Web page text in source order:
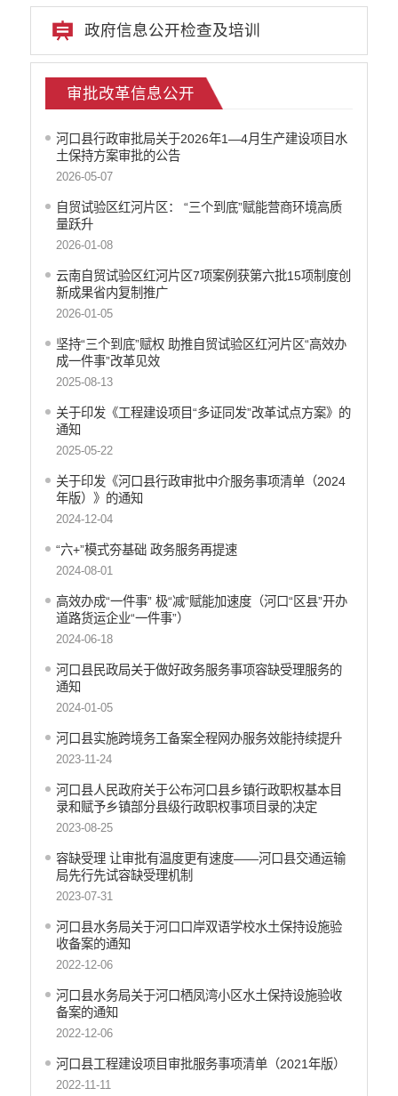
重大建设项目信息公开
医疗卫生机构信息公开
旅游市场秩序和服务质量信息公开
人力资源管理信息公开
公安机关重点领域信息公开
安全生产信息公开
自然资源信息公开
行政许可
行政处罚和行政强制
政府集中采购
公务员招录
减税降费
重大决策
维稳就业
乡村振兴
生态环境
医疗卫生
政府网站工作年度报表
公共文化服务
食品药品监管
社会救助
涉农补贴
应急预案
安全生产
政府信息公开检查及培训
审批改革信息公开
河口县行政审批局关于2026年1—4月生产建设项目水
土保持方案审批的公告
2026-05-07
自贸试验区红河片区： “三个到底”赋能营商环境高质
量跃升
2026-01-08
云南自贸试验区红河片区7项案例获第六批15项制度创
新成果省内复制推广
2026-01-05
坚持“三个到底”赋权 助推自贸试验区红河片区“高效办
成一件事”改革见效
2025-08-13
关于印发《工程建设项目“多证同发”改革试点方案》的
通知
2025-05-22
关于印发《河口县行政审批中介服务事项清单（2024
年版）》的通知
2024-12-04
“六+”模式夯基础 政务服务再提速
2024-08-01
高效办成“一件事” 极“减”赋能加速度（河口“区县”开办
道路货运企业“一件事”）
2024-06-18
河口县民政局关于做好政务服务事项容缺受理服务的
通知
2024-01-05
河口县实施跨境务工备案全程网办服务效能持续提升
2023-11-24
河口县人民政府关于公布河口县乡镇行政职权基本目
录和赋予乡镇部分县级行政职权事项目录的决定
2023-08-25
容缺受理 让审批有温度更有速度——河口县交通运输
局先行先试容缺受理机制
2023-07-31
河口县水务局关于河口口岸双语学校水土保持设施验
收备案的通知
2022-12-06
河口县水务局关于河口栖凤湾小区水土保持设施验收
备案的通知
2022-12-06
河口县工程建设项目审批服务事项清单（2021年版）
2022-11-11